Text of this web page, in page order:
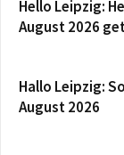
Hello Leipzig:
August 2026
Hallo Leipzig:
August 2026